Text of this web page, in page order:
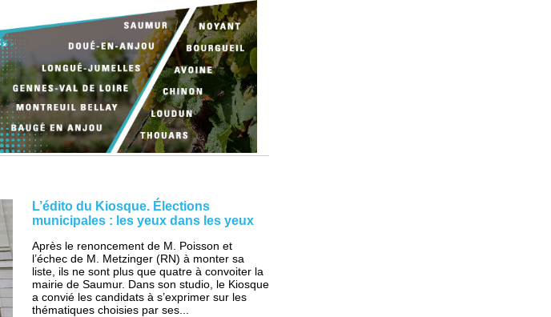
L’édito du Kiosque. Élections
municipales : les yeux dans les yeux
Après le renoncement de M. Poisson et
l’échec de M. Metzinger (RN) à monter sa
liste, ils ne sont plus que quatre à convoiter la
mairie de Saumur. Dans son studio, le Kiosque
a convié les candidats à s’exprimer sur les
thématiques choisies par ses...